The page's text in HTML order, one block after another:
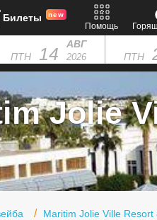
Билеты new
Помощь
ПТН 14 АВГ
2026 ПТН
Jolie
Maritim Jolie Ville Resort